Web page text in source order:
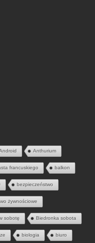
Anthurium
francuskiego balkon
bezpieczeństwo
żywnościowe
sobotę Biedronka sobota
biologia biuro